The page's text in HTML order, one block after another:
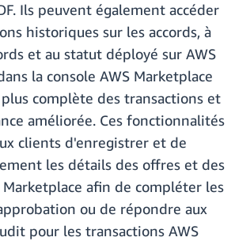
Ils peuvent également accéder
historiques sur les accords, à
et au statut déployé sur AWS
la console AWS Marketplace
complète des transactions et
améliorée. Ces fonctionnalités
clients d'enregistrer et de
les détails des offres et des
Marketplace afin de compléter les
ou de répondre aux
pour les transactions AWS